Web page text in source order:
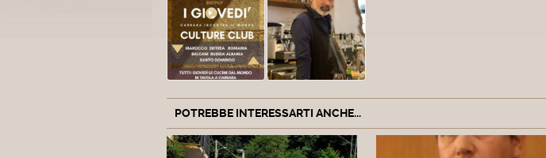
POTREBBE INTERESSARTI ANCHE...